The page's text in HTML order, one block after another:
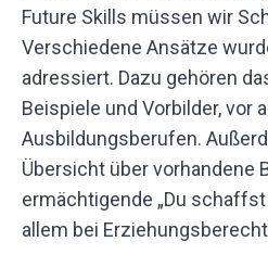
Future Skills müssen wir
Verschiedene Ansätze
adressiert. Dazu gehören
Beispiele und Vorbilder, vor
Ausbildungsberufen.
Übersicht über vorhandene
ermächtigende „Du
allem bei